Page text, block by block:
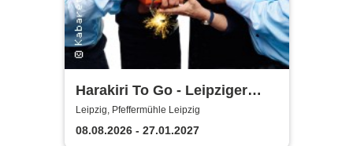
Harakiri To Go - Leipziger
Pfeffermühle
Leipzig, Pfeffermühle Leipzig
08.08.2026 - 27.01.2027